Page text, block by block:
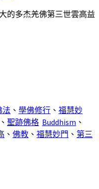
的多杰羌佛第三世雲高益
法 、 學佛修行 、 福慧妙
、 聖跡佛格 Buddhism 、
、 佛教 、 福慧妙門 、 第三